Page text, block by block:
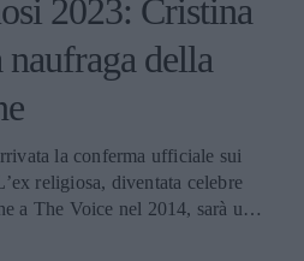
2023: Cristina
naufraga della
la conferma ufficiale sui
religiosa, diventata celebre
a The Voice nel 2014, sarà una